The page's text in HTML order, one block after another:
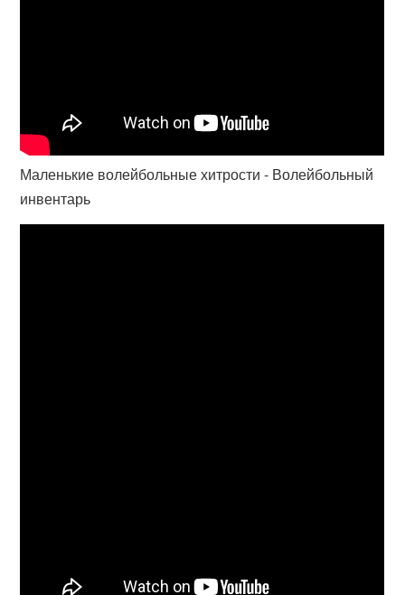
Маленькие волейбольные хитрости - Волейбольный
инвентарь